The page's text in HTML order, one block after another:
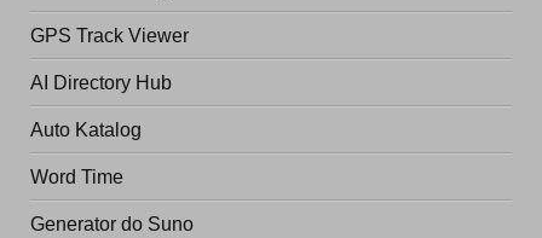
GPS Track Viewer
AI Directory Hub
Auto Katalog
Word Time
Generator do Suno